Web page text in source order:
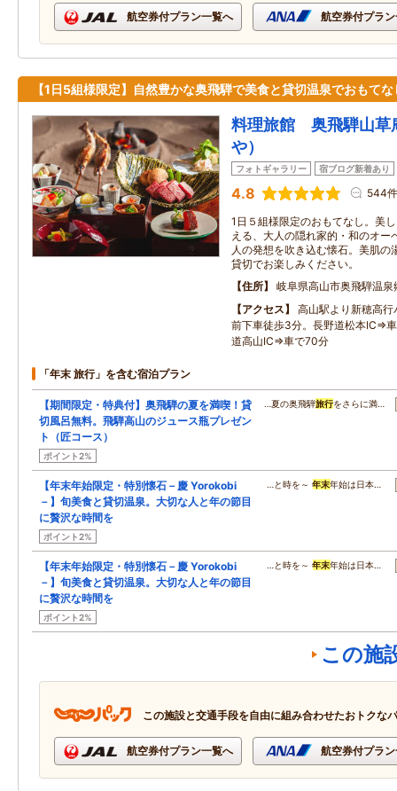
航空券付プラン一覧へ 航空券付プラ
【1日5組様限定】自然豊かな奥飛騨で美食と貸切温泉でおもてな
料理旅館 奥飛騨山
や）
フォトギャラリー 宿ブログ新着あり
4.8 544件
1日５組様限定のおもてなし。美
える、大人の隠れ家的・和のオー
人の発想を吹き込む懐石。美肌の
貸切でお楽しみください。
住所
岐阜県高山市奥飛騨温
アクセス
高山駅より新穂高
前下車徒歩3分。長野道松本IC⇒
道高山IC⇒車で70分
「年末 旅行」を含む宿泊プラン
【期間限定・特典付】奥飛騨の夏を満喫！貸
切風呂無料。飛騨高山のジュース瓶プレゼン
ト（匠コース）
ポイント2%
…夏の奥飛騨旅行をさらに満…
【年末年始限定・特別懐石－慶 Yorokobi
－】旬美食と貸切温泉。大切な人と年の節目
に贅沢な時間を
ポイント2%
…と時を～年末年始は日本…
【年末年始限定・特別懐石－慶 Yorokobi
－】旬美食と貸切温泉。大切な人と年の節目
に贅沢な時間を
ポイント2%
…と時を～年末年始は日本…
この施
この施設と交通手段を自由に組み合わせたおトクな
航空券付プラン一覧へ 航空券付プラ